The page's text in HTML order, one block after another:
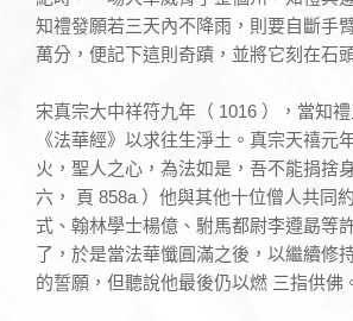
知禮發願若三天內不降雨，則要自斷手
萬分，便記下這則奇蹟，並將它刻在石
宋真宗大中祥符九年（ 1016 ），當知
《法華經》以求往生淨土。真宗天禧
火，聖人之心，為法如是，吾不能捐捨
六， 頁 858a ）他與其他十位僧人共同
式、翰林學士楊億、駙馬都尉李遵勗等
了，於是當法華懺圓滿之後，以繼續修
的誓願，但聽說他最後仍以燃 三指供佛